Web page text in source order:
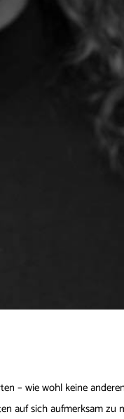
– wie wohl keine
auf sich aufmerksam zu